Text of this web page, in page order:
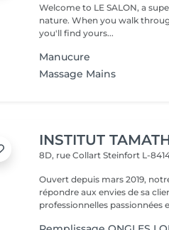
Welcome to LE SALON, a
nature. When you walk through the doors of this beautiful salon,
you'll find yours...
Manucure
Massage Mains
INSTITUT
8D, rue CollartSteinfort L-
Ouvert depuis mars 2019,
répondre aux envies de sa
professionnelles passionnées